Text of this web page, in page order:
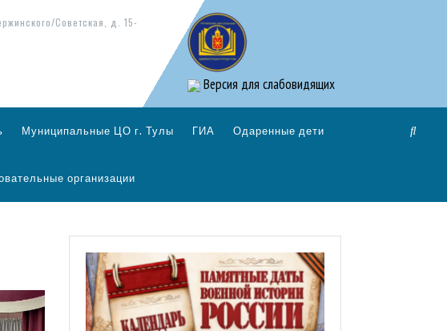
Советская, д. 15-
Версия для слабовидящих
Муниципальные ЦО г. Тулы ГИА Одаренные дети
организации